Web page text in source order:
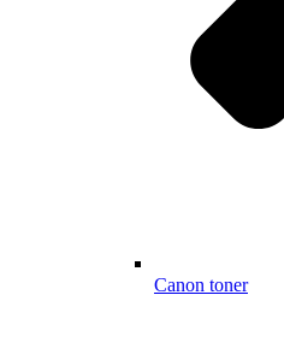
Canon toner